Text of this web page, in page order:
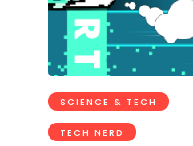
SCIENCE & TECH
TECH NERD